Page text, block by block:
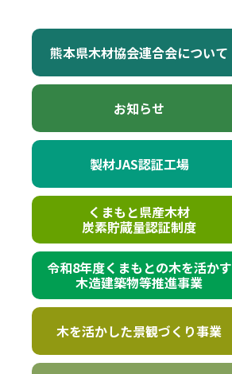
熊本県木材協会連合会について
お知らせ
製材JAS認証工場
くまもと県産木材
炭素貯蔵量認証制度
令和8年度くまもとの木を活かす
木造建築物等推進事業
木を活かした景観づくり事業